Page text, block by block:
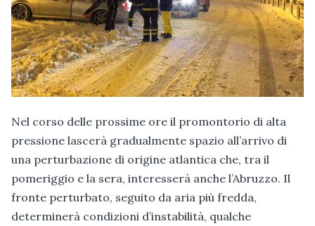
Nel corso delle prossime ore il promontorio di alta
pressione lascerà gradualmente spazio all’arrivo di
una perturbazione di origine atlantica che, tra il
pomeriggio e la sera, interesserà anche l’Abruzzo. Il
fronte perturbato, seguito da aria più fredda,
determinerà condizioni d’instabilità, qualche